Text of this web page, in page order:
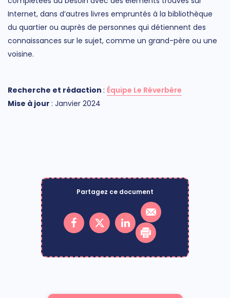
Internet, dans d’autres livres empruntés à la bibliothèque
du quartier ou auprès de personnes qui détiennent des
connaissances sur le sujet, comme un grand-père ou une
voisine.
Recherche et rédaction : Équipe Le Réverbère
Mise à jour : Janvier 2024
Partagez ce document